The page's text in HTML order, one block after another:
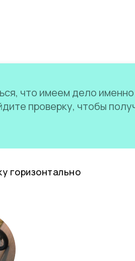
что имеем дело именно
проверку, чтобы
горизонтально